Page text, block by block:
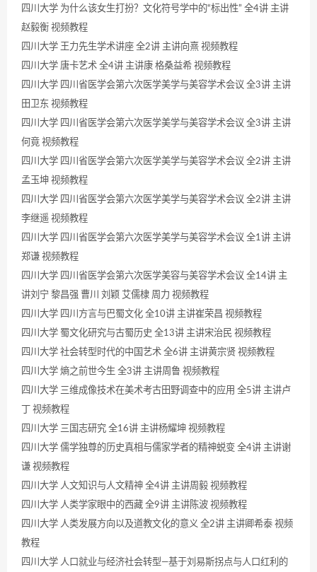
四川大学 为什么该女生打扮？文化符号学中的“标出性” 全4讲 主讲
赵毅衡 视频教程
四川大学 王力先生学术讲座 全2讲 主讲向熹 视频教程
四川大学 唐卡艺术 全4讲 主讲康 格桑益希 视频教程
四川大学 四川省医学会第六次医学美学与美容学术会议 全3讲 主讲
田卫东 视频教程
四川大学 四川省医学会第六次医学美学与美容学术会议 全3讲 主讲
何竟 视频教程
四川大学 四川省医学会第六次医学美学与美容学术会议 全2讲 主讲
孟玉坤 视频教程
四川大学 四川省医学会第六次医学美学与美容学术会议 全2讲 主讲
李继遥 视频教程
四川大学 四川省医学会第六次医学美学与美容学术会议 全1讲 主讲
郑谦 视频教程
四川大学 四川省医学会第六次医学美容与美容学术会议 全14讲 主
讲刘宁 黎昌强 曹川 刘颖 艾儒棣 周力 视频教程
四川大学 四川方言与巴蜀文化 全10讲 主讲崔荣昌 视频教程
四川大学 蜀文化研究与古蜀历史 全13讲 主讲宋治民 视频教程
四川大学 社会转型时代的中国艺术 全6讲 主讲黄宗贤 视频教程
四川大学 熵之前世今生 全3讲 主讲周鲁 视频教程
四川大学 三维成像技术在美术考古田野调查中的应用 全5讲 主讲卢
丁 视频教程
四川大学 三国志研究 全16讲 主讲杨耀坤 视频教程
四川大学 儒学独尊的历史真相与儒家学者的精神蜕变 全4讲 主讲谢
谦 视频教程
四川大学 人文知识与人文精神 全4讲 主讲周毅 视频教程
四川大学 人类学家眼中的西藏 全9讲 主讲陈波 视频教程
四川大学 人类发展方向以及道教文化的意义 全2讲 主讲卿希泰 视频
教程
四川大学 人口就业与经济社会转型—基于刘易斯拐点与人口红利的